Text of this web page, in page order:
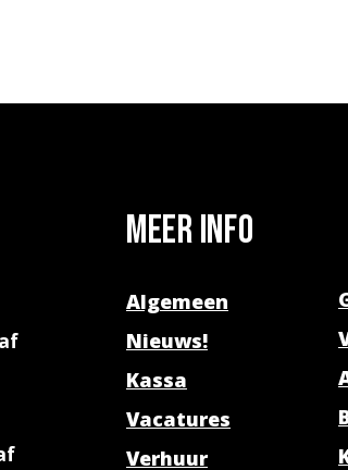
Meer info
Algemeen
Nieuws!
Kassa
Vacatures
Verhuur